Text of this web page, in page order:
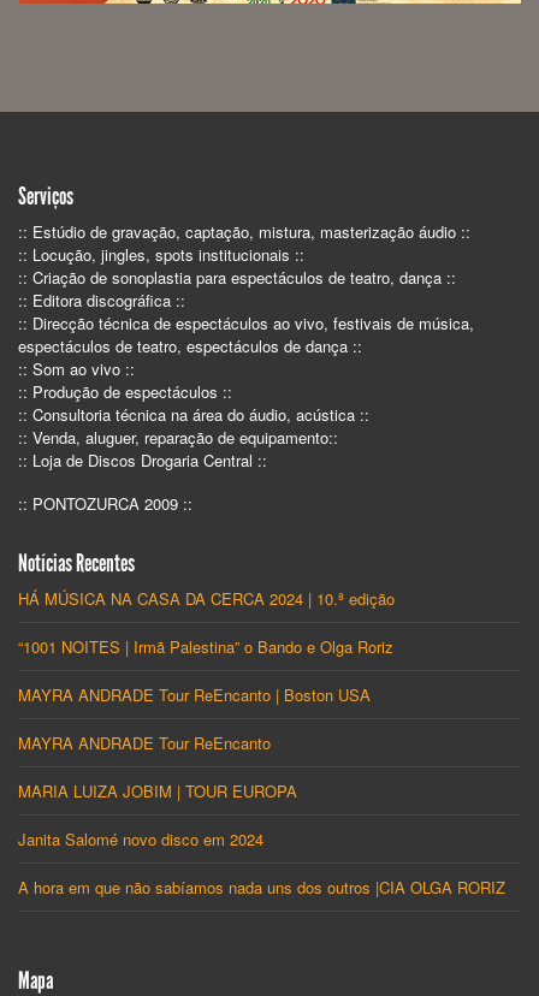
Serviços
:: Estúdio de gravação, captação, mistura, masterização áudio ::
:: Locução, jingles, spots institucionais ::
:: Criação de sonoplastia para espectáculos de teatro, dança ::
:: Editora discográfica ::
:: Direcção técnica de espectáculos ao vivo, festivais de música,
espectáculos de teatro, espectáculos de dança ::
:: Som ao vivo ::
:: Produção de espectáculos ::
:: Consultoria técnica na área do áudio, acústica ::
:: Venda, aluguer, reparação de equipamento::
:: Loja de Discos Drogaria Central ::
:: PONTOZURCA 2009 ::
Notícias Recentes
HÁ MÚSICA NA CASA DA CERCA 2024 | 10.ª edição
“1001 NOITES | Irmã Palestina” o Bando e Olga Roriz
MAYRA ANDRADE Tour ReEncanto | Boston USA
MAYRA ANDRADE Tour ReEncanto
MARIA LUIZA JOBIM | TOUR EUROPA
Janita Salomé novo disco em 2024
A hora em que não sabíamos nada uns dos outros |CIA OLGA RORIZ
Mapa